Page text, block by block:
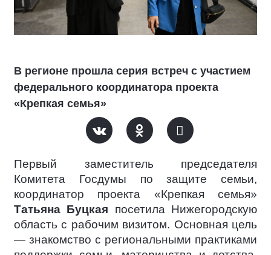
В регионе прошла серия встреч с участием
федерального координатора проекта
«Крепкая семья»
Первый заместитель председателя
Комитета Госдумы по защите семьи,
координатор проекта «Крепкая семья»
Татьяна Буцкая посетила Нижегородскую
область с рабочим визитом. Основная цель
— знакомство с региональными практиками